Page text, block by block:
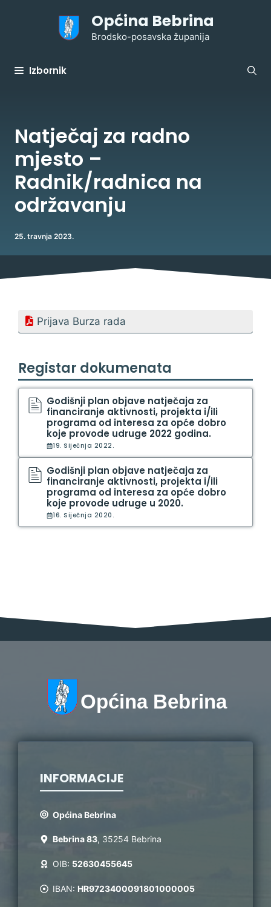
Općina Bebrina
Brodsko-posavska županija
Izbornik
Natječaj za radno
mjesto –
Radnik/radnica na
održavanju
25. travnja 2023.
Prijava Burza rada
Registar dokumenata
Godišnji plan objave natječaja za
financiranje aktivnosti, projekta i/ili
programa od interesa za opće dobro
koje provode udruge 2022 godina.
19. Siječnja 2022.
Godišnji plan objave natječaja za
financiranje aktivnosti, projekta i/ili
programa od interesa za opće dobro
koje provode udruge u 2020.
16. Siječnja 2020.
Općina Bebrina
INFORMACIJE
Općina Bebrina
Bebrina 83, 35254 Bebrina
OIB: 52630455645
IBAN: HR9723400091801000005